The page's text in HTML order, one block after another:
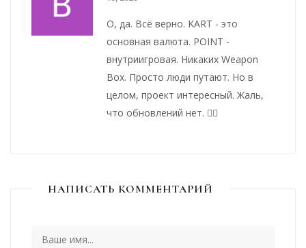
О, да. Всё верно. KART - это
основная валюта. POINT -
внутриигровая. Никаких Weapon
Box. Просто люди путают. Но в
целом, проект интересный. Жаль,
что обновлений нет. 🤷‍♂️
НАПИСАТЬ КОММЕНТАРИЙ